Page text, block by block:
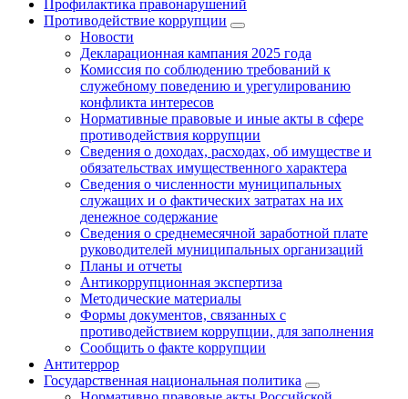
Профилактика правонарушений
Противодействие коррупции
Новости
Декларационная кампания 2025 года
Комиссия по соблюдению требований к
служебному поведению и урегулированию
конфликта интересов
Нормативные правовые и иные акты в сфере
противодействия коррупции
Сведения о доходах, расходах, об имуществе и
обязательствах имущественного характера
Сведения о численности муниципальных
служащих и о фактических затратах на их
денежное содержание
Сведения о среднемесячной заработной плате
руководителей муниципальных организаций
Планы и отчеты
Антикоррупционная экспертиза
Методические материалы
Формы документов, связанных с
противодействием коррупции, для заполнения
Сообщить о факте коррупции
Антитеррор
Государственная национальная политика